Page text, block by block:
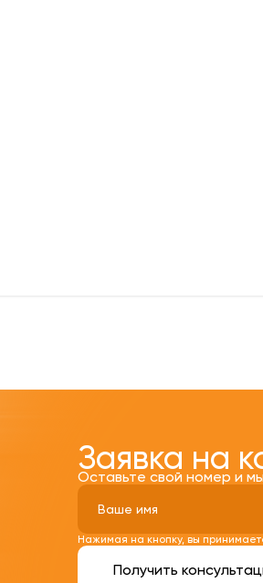
Заявка на
Оставьте свой номер и
Нажимая на кнопку, вы
Получить